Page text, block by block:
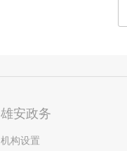
雄安政务
机构设置